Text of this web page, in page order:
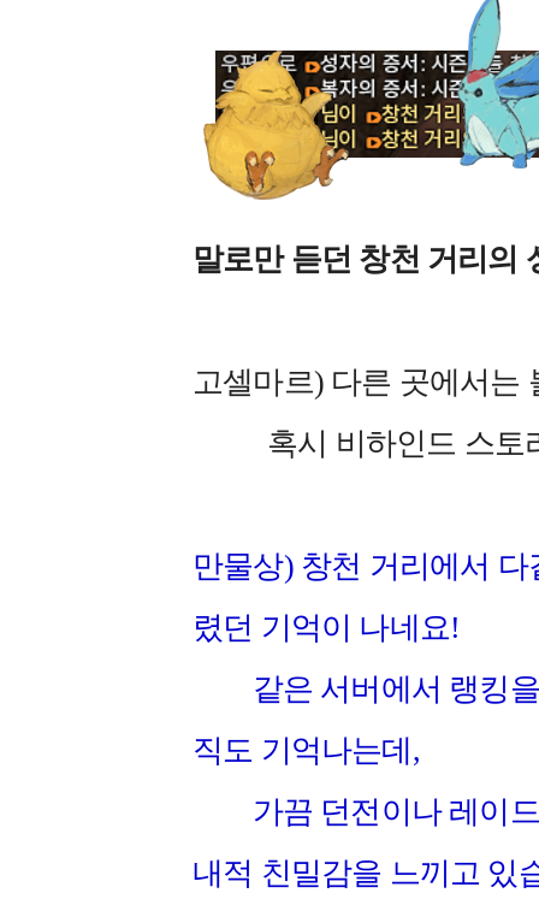
말로만 듣던 창천 거리의
고셀마르) 다른 곳에서는
혹시 비하인드 스토리
만물상) 창천 거리에서
렸던 기억이 나네요!
같은 서버에서 랭킹을
직도 기억나는데,
가끔 던전이나 레이드
내적 친밀감을 느끼고 있